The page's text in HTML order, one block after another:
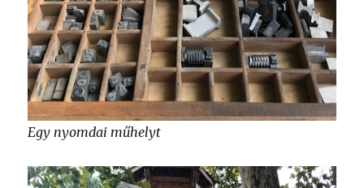
Egy nyomdai műhelyt